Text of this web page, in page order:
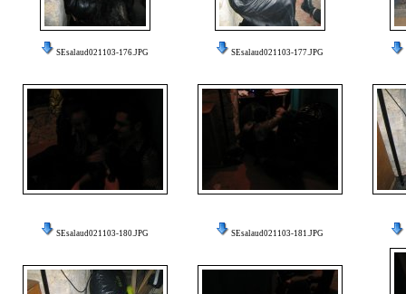
SEsalaud021103-176.JPG SEsalaud021103-177.JPG
SEsalaud021103-180.JPG SEsalaud021103-181.JPG